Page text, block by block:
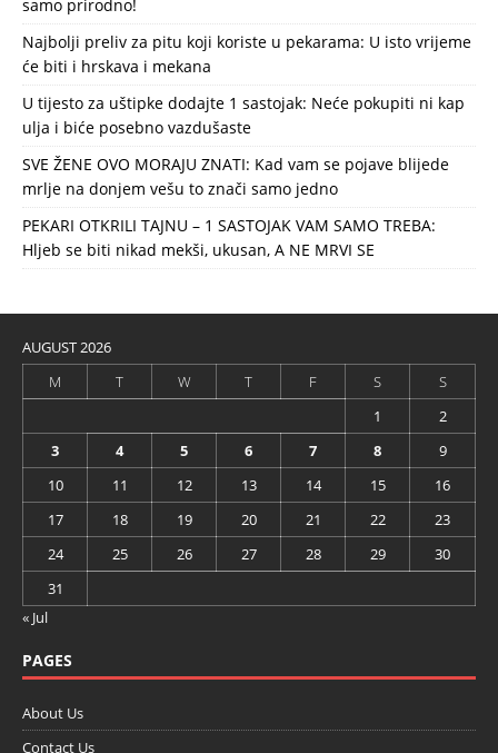
samo prirodno!
Najbolji preliv za pitu koji koriste u pekarama: U isto vrijeme
će biti i hrskava i mekana
U tijesto za uštipke dodajte 1 sastojak: Neće pokupiti ni kap
ulja i biće posebno vazdušaste
SVE ŽENE OVO MORAJU ZNATI: Kad vam se pojave blijede
mrlje na donjem vešu to znači samo jedno
PEKARI OTKRILI TAJNU – 1 SASTOJAK VAM SAMO TREBA:
Hljeb se biti nikad mekši, ukusan, A NE MRVI SE
AUGUST 2026
M
T W T F S
S
1
2
3
4 5 6 7 8
9
10
11 12 13 14 15
16
17
18 19 20 21 22
23
24
25 26 27 28 29
30
31
« Jul
PAGES
About Us
Contact Us